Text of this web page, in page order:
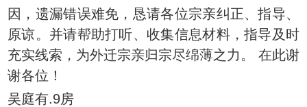
因，遗漏错误难免，恳请各位宗亲纠正、指导、
原谅。并请帮助打听、收集信息材料，指导及时
充实线索，为外迁宗亲归宗尽绵薄之力。 在此谢
谢各位！
吴庭有.9房